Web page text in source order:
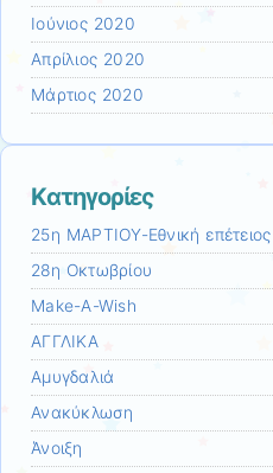
Ιούνιος 2020
Απρίλιος 2020
Μάρτιος 2020
Kατηγορίες
25η ΜΑΡΤΙΟΥ-Εθνική επέτειος
28η Οκτωβρίου
Make-A-Wish
ΑΓΓΛΙΚΑ
Αμυγδαλιά
Ανακύκλωση
Άνοιξη